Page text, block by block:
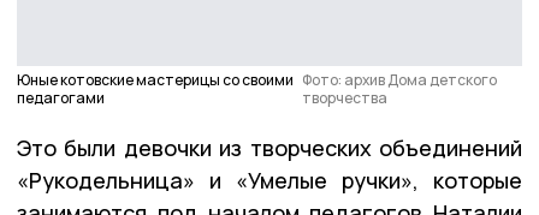
Юные котовские мастерицы со своими
педагогами
Фото: архив Дома детского
творчества
Это были девочки из творческих объединений
«Рукодельница» и «Умелые ручки», которые